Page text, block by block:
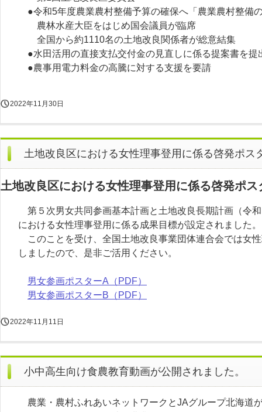
●令和5年度農業農村整備予算の確保へ「農業農村整備
農林水産大臣をはじめ国会議員が臨席
全国から約1110名の土地改良関係者が総意結集
●水田活用の直接支払交付金の見直しに係る提案書を提
●農事用電力料金の高騰に対する支援を要請
2022年11月30日
土地改良区における女性理事登用に係る啓発ポス
土地改良区における女性理事登用に係る啓発ポス
第５次男女共同参画基本計画と土地改良長期計画（令
における女性理事登用に係る成果目標が設定されました。
このことを受け、全国土地改良事業団体連合会では女
しましたので、是非ご活用ください。
男女参画ポスターA（PDF）
男女参画ポスターB（PDF）
2022年11月11日
小中高生向け食農教育動画が公開されました。
農業・農村ふれあいネットワークとJAグループ北海道